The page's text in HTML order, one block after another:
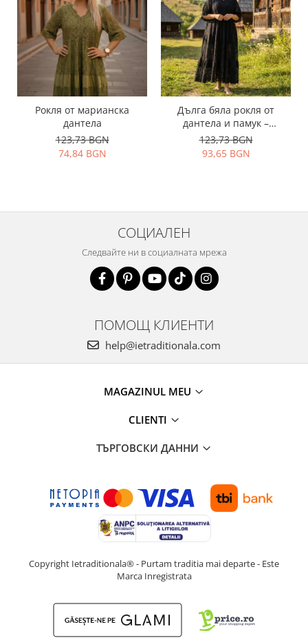
Рокля от марианска
дантела
123,73 BGN
74,84 BGN
Дълга бяла рокля от
дантела и памук –
елегантен, ефирен модел
123,73 BGN
93,65 BGN
СОЦИАЛЕН
Следвайте ни в социалната мрежа
ПОМОЩ КЛИЕНТИ
help@ietraditionala.com
MAGAZINUL MEU
CLIENTI
ТЪРГОВСКИ ДАННИ
Copyright Ietraditionala® - Purtam traditia mai departe - Este
Marca Inregistrata